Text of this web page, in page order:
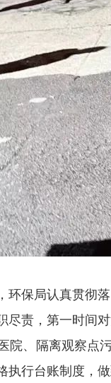
环保局认真贯彻
尽责，第一时间
院、隔离观察点
执行台账制度，